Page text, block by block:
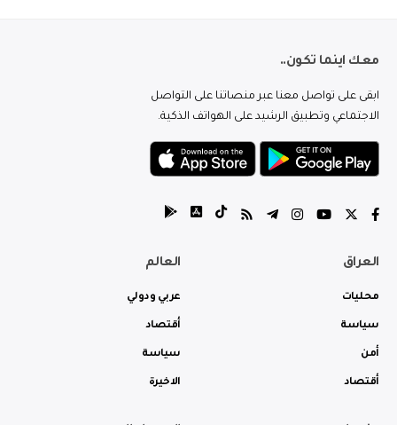
معك اينما تكون..
ابقى على تواصل معنا عبر منصاتنا على التواصل
الاجتماعي وتطبيق الرشيد على الهواتف الذكية.
العراق
محليات
سياسة
أمن
أقتصاد
العالم
عربي ودولي
أقتصاد
سياسة
الاخيرة